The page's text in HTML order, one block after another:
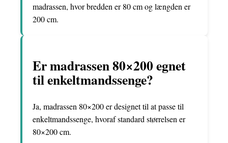
madrassen, hvor bredden er 80 cm og længden er
200 cm.
Er madrassen 80×200 egnet
til enkeltmandssenge?
Ja, madrassen 80×200 er designet til at passe til
enkeltmandssenge, hvoraf standard størrelsen er
80×200 cm.